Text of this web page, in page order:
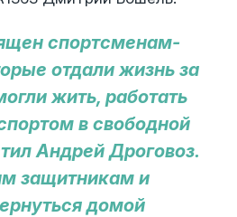
спортсменам-
отдали жизнь за
жить, работать
в свободной
Андрей Дроговоз.
защитникам и
домой